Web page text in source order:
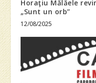
Horaţiu Mălăele
„Sunt un orb”
12/08/2025